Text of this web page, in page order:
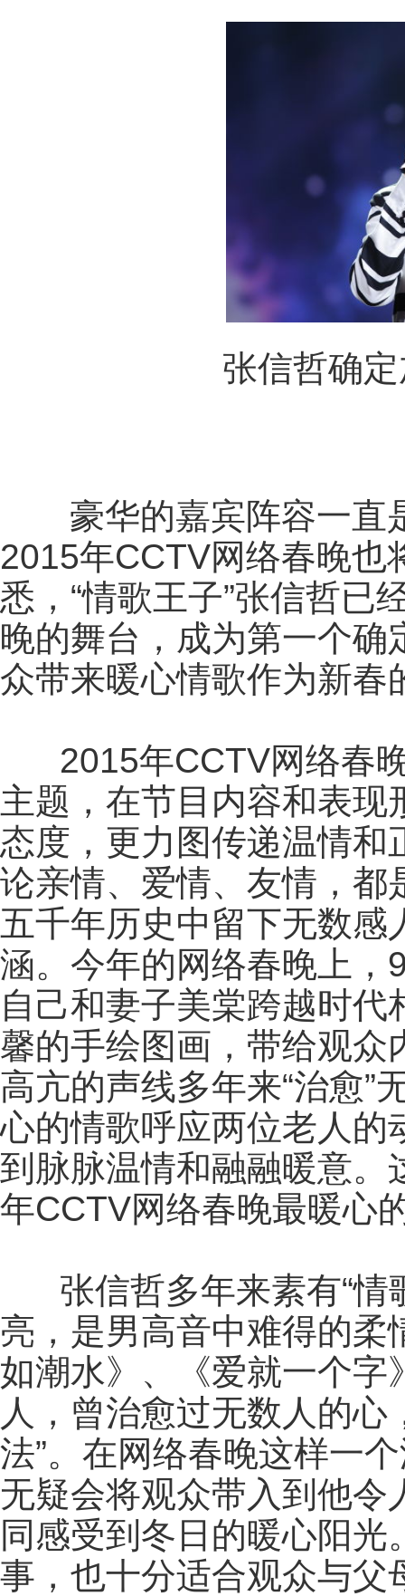
张信哲确
豪华的嘉宾阵容一直
2015年CCTV网络春晚也
悉，“情歌王子”张信哲已
晚的舞台，成为第一个
众带来暖心情歌作为新春
2015年CCTV网络春晚
主题，在节目内容和表
态度，更力图传递温情和
论亲情、爱情、友情，都
五千年历史中留下无数感
涵。今年的网络春晚上，
自己和妻子美棠跨越时
馨的手绘图画，带给观众
高亢的声线多年来“治愈”
心的情歌呼应两位老人的
到脉脉温情和融融暖意
年CCTV网络春晚最暖心
张信哲多年来素有“情
亮，是男高音中难得的柔
如潮水》、《爱就一个字
人，曾治愈过无数人的心
法”。在网络春晚这样一
无疑会将观众带入到他
同感受到冬日的暖心阳
事，也十分适合观众与父